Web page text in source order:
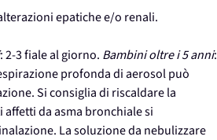
epatiche e/o renali.
: 2-3 fiale al giorno. Bambini oltre i 5 anni:
profonda di aerosol può
Si consiglia di riscaldare la
da asma bronchiale si
La soluzione da nebulizzare